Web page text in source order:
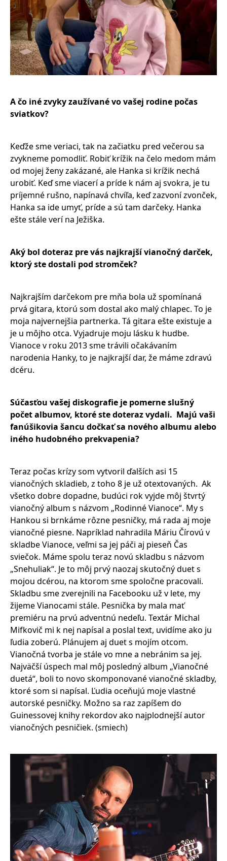
A čo iné zvyky zaužívané vo vašej rodine počas
sviatkov?
Keďže sme veriaci, tak na začiatku pred večerou sa
zvykneme pomodliť. Robiť krížik na čelo medom mám
od mojej ženy zakázané, ale Hanka si krížik nechá
urobiť. Keď sme viacerí a príde k nám aj svokra, je tu
príjemné rušno, napínavá chvíľa, keď zazvoní zvonček,
Hanka sa ide umyť, príde a sú tam darčeky. Hanka
ešte stále verí na Ježiška.
Aký bol doteraz pre vás najkrajší vianočný darček,
ktorý ste dostali pod stromček?
Najkrajším darčekom pre mňa bola už spomínaná
prvá gitara, ktorú som dostal ako malý chlapec. To je
moja najvernejšia partnerka. Tá gitara ešte existuje a
je u môjho otca. Vyjadruje moju lásku k hudbe.
Vianoce v roku 2013 sme trávili očakávaním
narodenia Hanky, to je najkrajší dar, že máme zdravú
dcéru.
Súčasťou vašej diskografie je pomerne slušný
počet albumov, ktoré ste doteraz vydali. Majú vaši
fanúšikovia šancu dočkať sa nového albumu alebo
iného hudobného prekvapenia?
Teraz počas krízy som vytvoril ďalších asi 15
vianočných skladieb, z toho 8 je už otextovaných. Ak
všetko dobre dopadne, budúci rok vyjde môj štvrtý
vianočný album s názvom „Rodinné Vianoce“. My s
Hankou si brnkáme rôzne pesničky, má rada aj moje
vianočné piesne. Napríklad nahradila Máriu Čírovú v
skladbe Vianoce, veľmi sa jej páči aj pieseň Čas
sviečok. Máme spolu teraz novú skladbu s názvom
„Snehuliak“. Je to môj prvý naozaj skutočný duet s
mojou dcérou, na ktorom sme spoločne pracovali.
Skladbu sme zverejnili na Facebooku už v lete, my
žijeme Vianocami stále. Pesnička by mala mať
premiéru na prvú adventnú nedeľu. Textár Michal
Mifkovič mi k nej napísal a poslal text, uvidíme ako ju
ľudia zoberú. Plánujem aj duet s mojím otcom.
Vianočná tvorba je stále vo mne a nebránim sa jej.
Najväčší úspech mal môj posledný album „Vianočné
duetá“, boli to novo skomponované vianočné skladby,
ktoré som si napísal. Ľudia oceňujú moje vlastné
autorské pesničky. Možno sa raz zapíšem do
Guinessovej knihy rekordov ako najplodnejší autor
vianočných pesničiek. (smiech)